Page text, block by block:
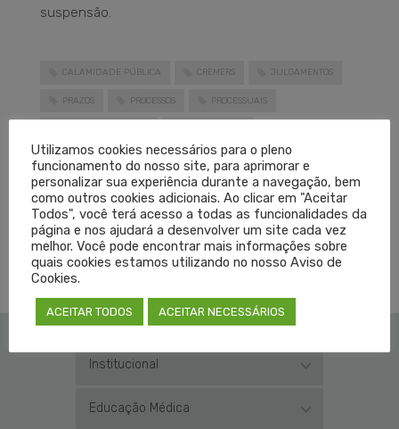
suspensão.
CALAMIDADE PÚBLICA CREMERS JULGAMENTOS
PRAZOS PROCESSOS PROCESSUAIS
LEIA MAIS
PUBLICADO EM GT ENCHENTES ,NOTÍCIAS SEM COMENTÁRIOS
Institucional
Educação Médica
Utilizamos cookies necessários para o pleno
funcionamento do nosso site, para aprimorar e
personalizar sua experiência durante a navegação, bem
como outros cookies adicionais. Ao clicar em "Aceitar
Todos", você terá acesso a todas as funcionalidades da
página e nos ajudará a desenvolver um site cada vez
melhor. Você pode encontrar mais informações sobre
quais cookies estamos utilizando no nosso Aviso de
Cookies.
ACEITAR TODOS ACEITAR NECESSÁRIOS